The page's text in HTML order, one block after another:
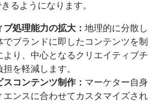
るようになります。
処理能力の拡大： 地理的に分散し
でブランドに即したコンテンツを制
より、中心となるクリエイティブチ
を軽減します。
コンテンツ制作： マーケター自身
エンスに合わせてカスタマイズされ